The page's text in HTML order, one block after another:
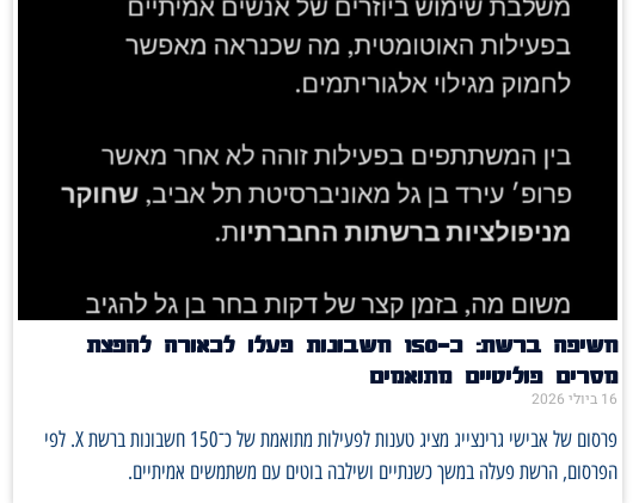
חשיפה ברשת: כ־150 חשבונות פעלו לכאורה להפצת
מסרים פוליטיים מתואמים
16 ביולי 2026
פרסום של אבישי גרינצייג מציג טענות לפעילות מתואמת של כ־150 חשבונות ברשת X. לפי
הפרסום, הרשת פעלה במשך כשנתיים ושילבה בוטים עם משתמשים אמיתיים.